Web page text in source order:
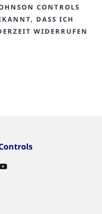
CONTROLS
DASS ICH
WIDERRUFEN